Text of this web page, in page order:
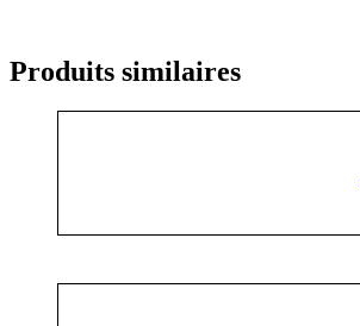
Produits similaires